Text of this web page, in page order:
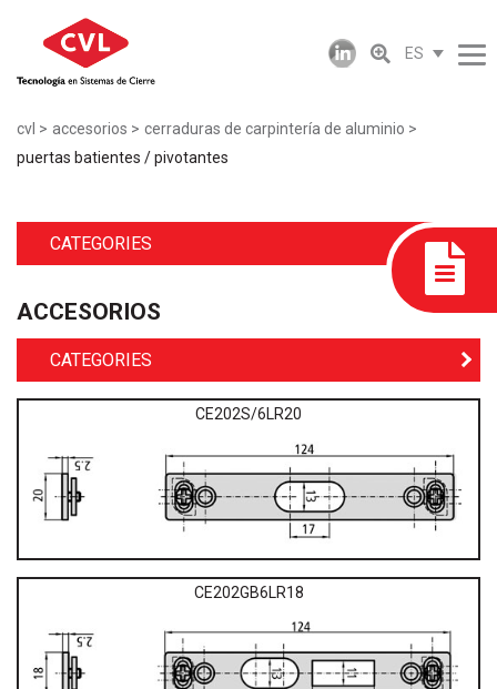
ES
cvl accesorios
cerraduras de carpintería de aluminio
puertas batientes / pivotantes
CATEGORIES
ACCESORIOS
CATEGORIES
CE202S/6LR20
CE202GB6LR18